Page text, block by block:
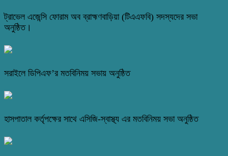
ট্রাভেল এজেন্সি ফোরাম অব ব্রাহ্মণবাড়িয়া (টিএএফবি) সদস্যদের সভা
অনুষ্ঠিত।
সরাইলে ডিপিএফ’র মতবিনিময় সভায় অনুষ্ঠিত
হাসপাতাল কর্তৃপক্ষের সাথে এসিজি-স্বাস্থ্য এর মতবিনিময় সভা অনুষ্ঠিত